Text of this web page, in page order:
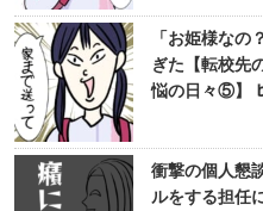
「お姫様な
ぎた【転校先
悩の日々⑤】
衝撃の個人懇
ルをする担任